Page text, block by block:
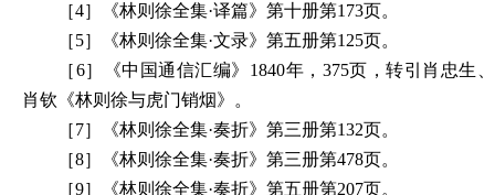
［4］《林则徐全集·译篇》第十册第173页。
［5］《林则徐全集·文录》第五册第125页。
［6］《中国通信汇编》1840年，375页，转引肖忠生、
肖钦《林则徐与虎门销烟》。
［7］《林则徐全集·奏折》第三册第132页。
［8］《林则徐全集·奏折》第三册第478页。
［9］《林则徐全集·奏折》第五册第207页。